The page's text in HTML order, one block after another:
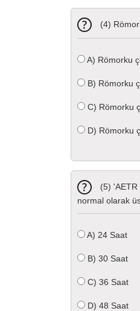
(4)
A) Römorku
B) Römorku
C) Römorku
D) Römorku
(5) 'AETR
normal olarak
A) 24 Saat
B) 30 Saat
C) 36 Saat
D) 48 Saat